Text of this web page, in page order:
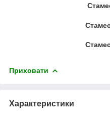
Приховати
Характеристики